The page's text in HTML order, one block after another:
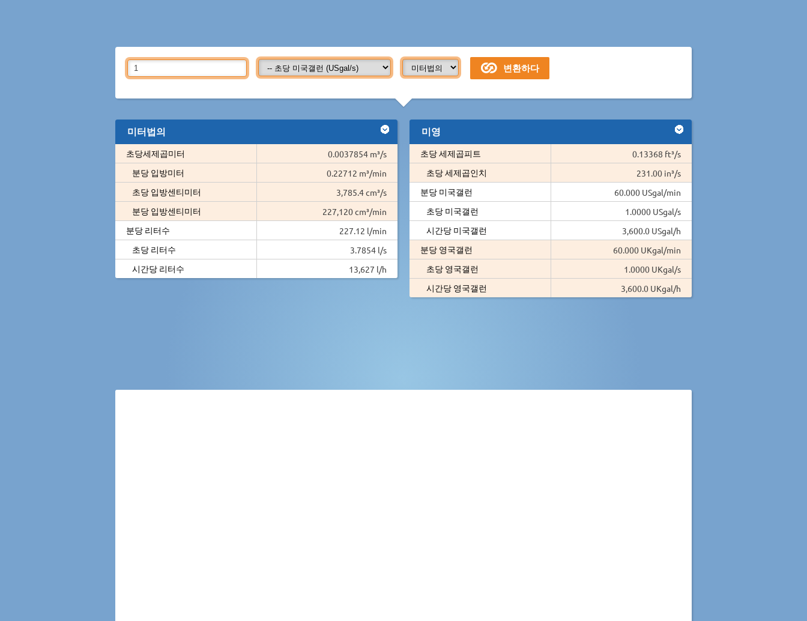
미터법의
초당세제곱미터
0.0037854 m³/s
분당 입방미터
0.22712 m³/min
초당 입방센티미터
3,785.4 cm³/s
분당 입방센티미터
227,120 cm³/min
분당 리터수
227.12 l/min
초당 리터수
3.7854 l/s
시간당 리터수
13,627 l/h
미영
초당 세제곱피트
0.13368 ft³/s
초당 세제곱인치
231.00 in³/s
분당 미국갤런
60.000 USgal/min
초당 미국갤런
1.0000 USgal/s
시간당 미국갤런
3,600.0 USgal/h
분당 영국갤런
60.000 UKgal/min
초당 영국갤런
1.0000 UKgal/s
시간당 영국갤런
3,600.0 UKgal/h